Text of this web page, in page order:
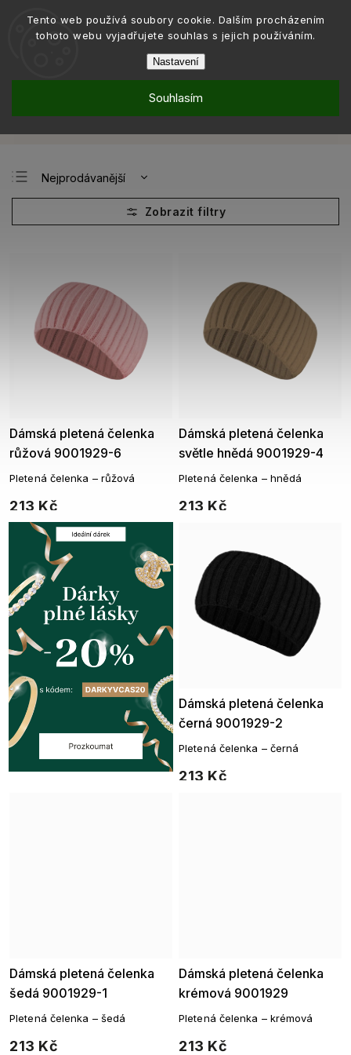
Tento web používá soubory cookie. Dalším procházením
tohoto webu vyjadřujete souhlas s jejich používáním.
Nastavení
Souhlasím
/ /
Nejprodávanější
Nejlevnější
Nejdražší
Dámská pletená čelenka
růžová 9001929-6
213 Kč
Pletená čelenka – růžová
Dámská pletená čelenka
světle hnědá 9001929-4
213 Kč
Pletená čelenka – hnědá
Dámská pletená čelenka
černá 9001929-2
213 Kč
Pletená čelenka – černá
Dámská pletená čelenka
šedá 9001929-1
213 Kč
Pletená čelenka – šedá
Dámská pletená čelenka
krémová 9001929
213 Kč
Pletená čelenka – krémová